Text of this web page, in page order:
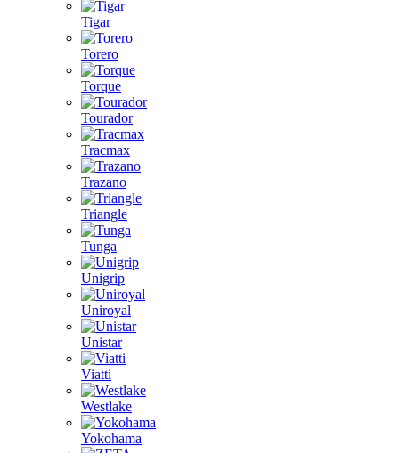
Tigar
Torero
Torque
Tourador
Tracmax
Trazano
Triangle
Tunga
Unigrip
Uniroyal
Unistar
Viatti
Westlake
Yokohama